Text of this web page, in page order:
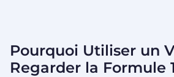
Pourquoi Utiliser un
Regarder la Formule 1